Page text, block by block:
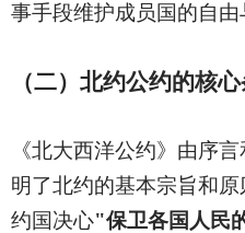
事手段维护成员国的自由
（二）北约公约的核
《北大西洋公约》由序言
明了北约的基本宗旨和
约国决心"保卫各国人民